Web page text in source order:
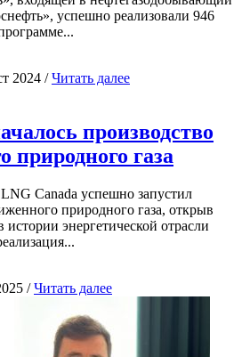
успешно реализовали 946
2024 /Читать далее
производство
природного газа
Canada успешно запустил
природного газа, открыв
энергетической отрасли
/Читать далее